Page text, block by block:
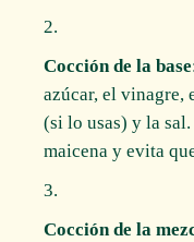
Cocción de la base
azúcar, el vinagre,
(si lo usas) y la
maicena y evita
Cocción de la